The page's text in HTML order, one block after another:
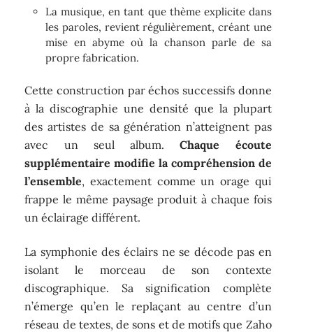
La musique, en tant que thème explicite dans
les paroles, revient régulièrement, créant une
mise en abyme où la chanson parle de sa
propre fabrication.
Cette construction par échos successifs donne
à la discographie une densité que la plupart
des artistes de sa génération n’atteignent pas
avec un seul album.Chaque écoute
supplémentaire modifie la compréhension de
l’ensemble, exactement comme un orage qui
frappe le même paysage produit à chaque fois
un éclairage différent.
La symphonie des éclairs ne se décode pas en
isolant le morceau de son contexte
discographique. Sa signification complète
n’émerge qu’en le replaçant au centre d’un
réseau de textes, de sons et de motifs que Zaho